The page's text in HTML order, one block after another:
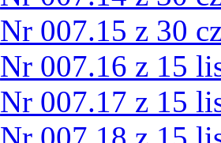
Nr 007.15 z 30
Nr 007.16 z 15
Nr 007.17 z 15